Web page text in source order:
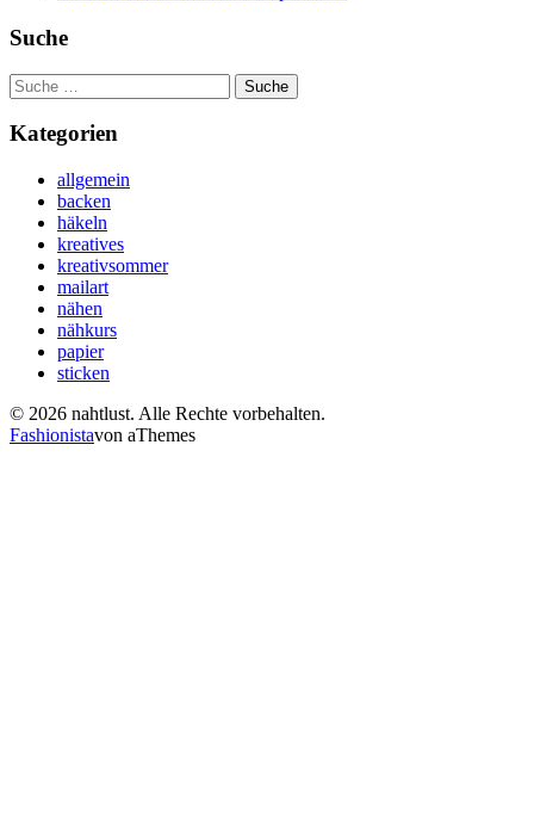
Suche
Suche
nach:
Kategorien
allgemein
backen
häkeln
kreatives
kreativsommer
mailart
nähen
nähkurs
papier
sticken
© 2026 nahtlust. Alle Rechte vorbehalten.
Fashionistavon aThemes